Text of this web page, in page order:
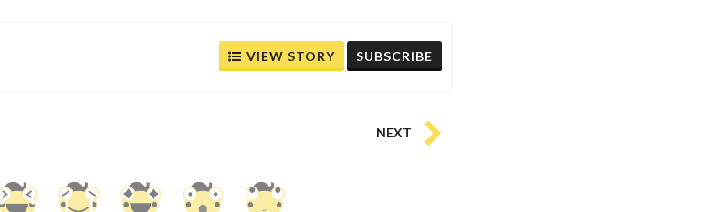
VIEW STORY SUBSCRIBE
NEXT